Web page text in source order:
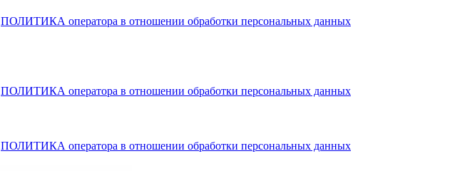
ПОЛИТИКА оператора в отношении обработки персональных данных
ПОЛИТИКА оператора в отношении обработки персональных данных
ПОЛИТИКА оператора в отношении обработки персональных данных